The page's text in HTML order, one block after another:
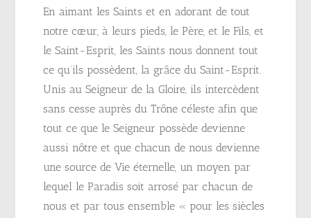
En aimant les Saints et en adorant de tout
notre cœur, à leurs pieds, le Père, et le Fils, et
le Saint-Esprit, les Saints nous donnent tout
ce qu’ils possèdent, la grâce du Saint-Esprit.
Unis au Seigneur de la Gloire, ils intercèdent
sans cesse auprès du Trône céleste afin que
tout ce que le Seigneur possède devienne
aussi nôtre et que chacun de nous devienne
une source de Vie éternelle, un moyen par
lequel le Paradis soit arrosé par chacun de
nous et par tous ensemble « pour les siècles